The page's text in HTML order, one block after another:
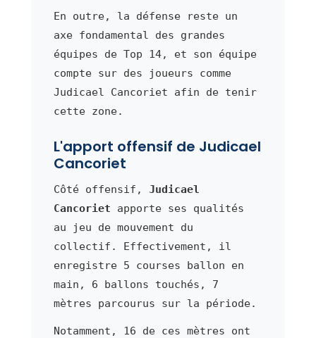
En outre, la défense reste un
axe fondamental des grandes
équipes de Top 14, et son équipe
compte sur des joueurs comme
Judicael Cancoriet afin de tenir
cette zone.
L'apport offensif de Judicael
Cancoriet
Côté offensif, Judicael
Cancoriet apporte ses qualités
au jeu de mouvement du
collectif. Effectivement, il
enregistre 5 courses ballon en
main, 6 ballons touchés, 7
mètres parcourus sur la période.
Notamment, 16 de ces mètres ont